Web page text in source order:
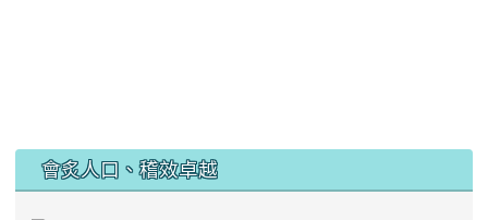
會炙人口、稽效卓越